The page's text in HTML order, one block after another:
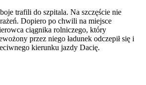
trafili do szpitala. Na szczęście nie
Dopiero po chwili na miejsce
ciągnika rolniczego, który
przez niego ładunek odczepił się i
kierunku jazdy Dacię.